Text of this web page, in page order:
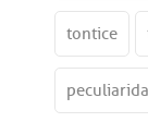
tontice